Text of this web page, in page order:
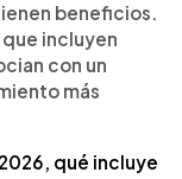
beneficios.
incluyen
con un
más
qué incluye